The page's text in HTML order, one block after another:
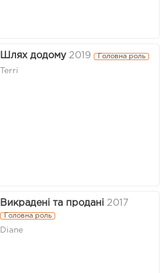
Шлях додому 2019 Головна роль
Terri
Викрадені та продані 2017
Головна роль
Diane